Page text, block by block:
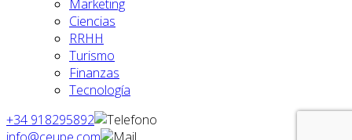
Marketing
Ciencias
RRHH
Turismo
Finanzas
Tecnología
+34 918295892